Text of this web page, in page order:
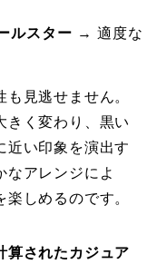
ルスター → 適度な
見逃せません。
きく変わり、黒い
近い印象を演出す
なアレンジによ
しめるのです。
算されたカジュア